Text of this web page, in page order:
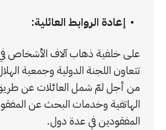
إعادة الروابط العائلية:
على خلفية ذهاب آلاف الأشخاص
تتعاون اللجنة الدولية وجمعية
من أجل لمّ شمل العائلات عن
الهاتفية وخدمات البحث عن
المفقودين في عدة دول.